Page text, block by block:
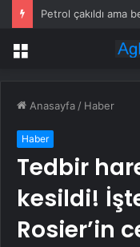
Menü
Anasayfa / Haber
Haber
Tedbir
kesildi!
Rosier’in